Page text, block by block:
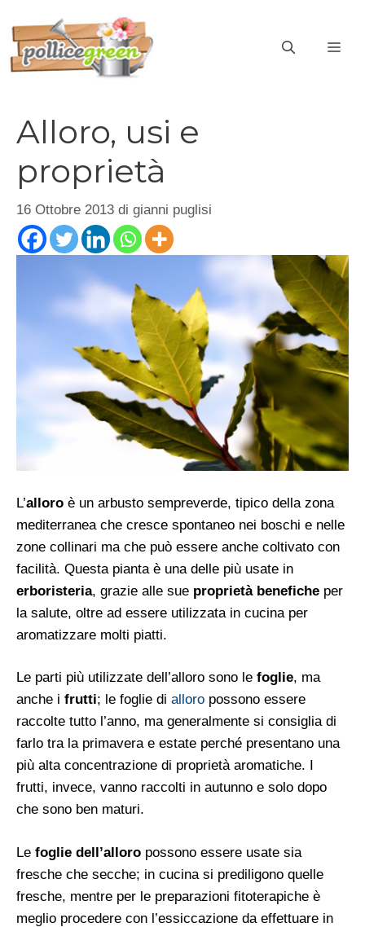
contenuto
Alloro, usi e
proprietà
16 Ottobre 2013 di gianni puglisi
L’alloro è un arbusto sempreverde, tipico della zona
mediterranea che cresce spontaneo nei boschi e nelle
zone collinari ma che può essere anche coltivato con
facilità. Questa pianta è una delle più usate in
erboristeria, grazie alle sue proprietà benefiche per
la salute, oltre ad essere utilizzata in cucina per
aromatizzare molti piatti.
Le parti più utilizzate dell’alloro sono le foglie, ma
anche i frutti; le foglie di alloro possono essere
raccolte tutto l’anno, ma generalmente si consiglia di
farlo tra la primavera e estate perché presentano una
più alta concentrazione di proprietà aromatiche. I
frutti, invece, vanno raccolti in autunno e solo dopo
che sono ben maturi.
Le foglie dell’alloro possono essere usate sia
fresche che secche; in cucina si prediligono quelle
fresche, mentre per le preparazioni fitoterapiche è
meglio procedere con l’essiccazione da effettuare in